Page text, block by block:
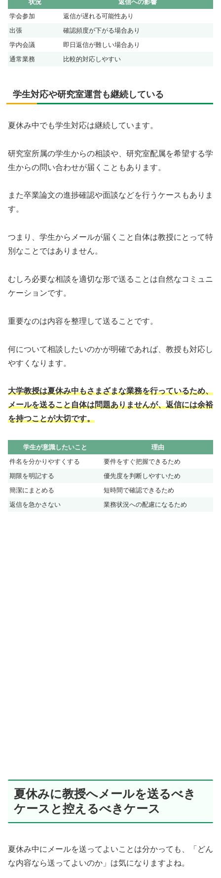
状況
返信への影響
学会参加
返信が遅れる可能性あり
出張
確認頻度が下がる場合あり
学内会議
即日返信が難しい場合あり
通常業務
比較的対応しやすい
学生対応や研究室運営も継続している
夏休み中でも学生対応は継続しています。
研究室所属の学生からの相談や、研究室配属を希望する学
生からの問い合わせが届くこともあります。
また卒業論文の進捗確認や面談などを行うケースもありま
す。
つまり、学生からメールが届くこと自体は教授にとって特
別なことではありません。
むしろ必要な相談を適切な形で送ることは自然なコミュニ
ケーションです。
重要なのは内容を整理して送ることです。
何について相談したいのかが明確であれば、教授も対応し
やすくなります。
大学教授は夏休み中もさまざまな業務を行っているため、
メールを送ること自体は問題ありませんが、返信には余裕
を持つことが大切です。
学生が意識したいこと
理由
件名を分かりやすくする
要件をすぐ把握できるため
期限を明記する
優先度を判断しやすいため
簡潔にまとめる
短時間で確認できるため
返信を急かさない
業務状況への配慮になるため
夏休みに教授へメールを送るべき
ケースと控えるべきケース
夏休み中にメールを送ってよいことは分かっても、「どん
な内容なら送ってよいのか」は気になりますよね。